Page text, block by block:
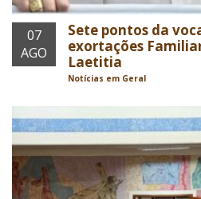
07
AGO
Sete pontos da
exortações
Laetitia
Notícias em Geral